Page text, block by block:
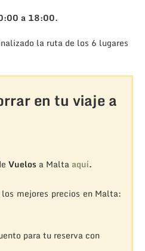
a 18:00.
la ruta de los 6 lugares
en tu viaje a
Vuelosa Malta aquí.
mejores precios en Malta:
para tu reserva con